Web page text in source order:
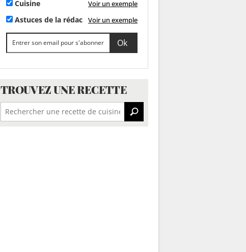
Cuisine Voir un exemple
Astuces de la rédac Voir un exemple
TROUVEZ UNE RECETTE